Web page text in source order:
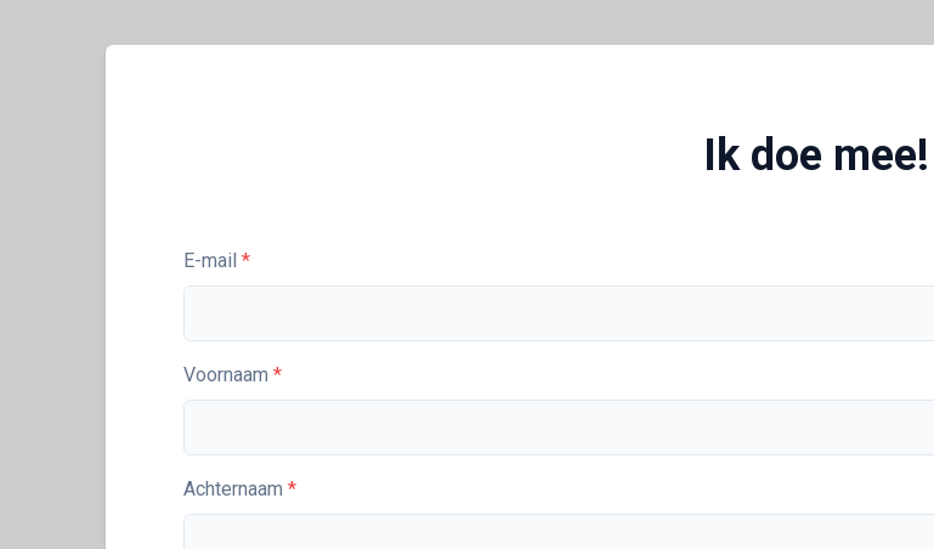
Ik doe mee!
E-mail
Voornaam
Achternaam